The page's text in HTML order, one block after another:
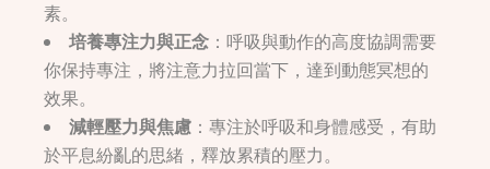
素。
培養專注力與正念 ：呼吸與動作的高度協調需要
你保持專注，將注意力拉回當下，達到動態冥想的
效果。
減輕壓力與焦慮 ：專注於呼吸和身體感受，有助
於平息紛亂的思緒，釋放累積的壓力。